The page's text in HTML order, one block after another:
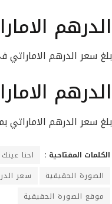
الدرهم
بلغ سعر الدرهم الاماراتي في بنك فيصل
الدرهم
بلغ سعر الدرهم الاماراتي بمصرف أبو ظبي
الكلمات المفتاحية : احنا
الصورة الحقيقية
سعر
موقع الصورة الحقيقية